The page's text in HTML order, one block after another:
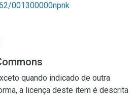
001300000npnk
quando indicado de outra
a licença deste item é descrita